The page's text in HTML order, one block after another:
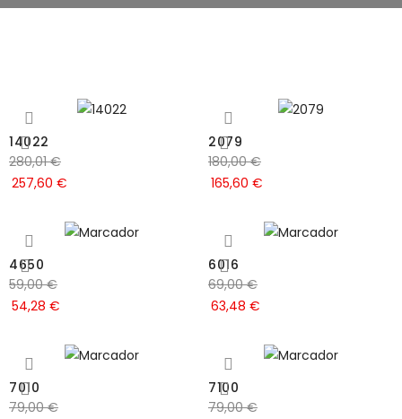
14022
280,01€
257,60 €
2079
180,00€
165,60 €
4650
59,00€
54,28 €
6016
69,00€
63,48 €
7010
79,00€
7100
79,00€